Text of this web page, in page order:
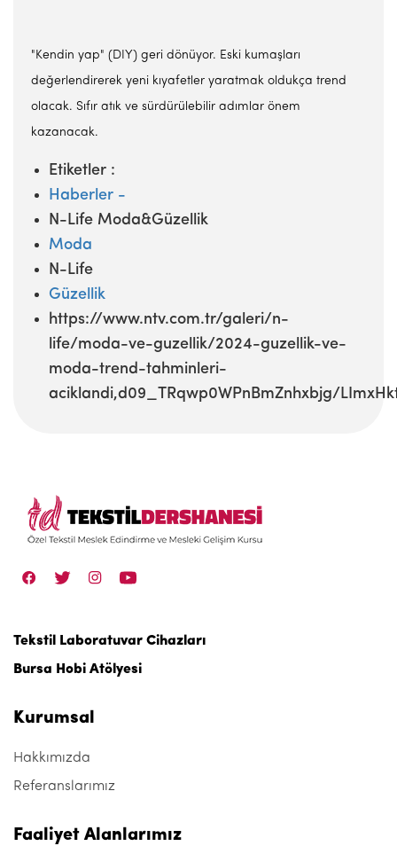
"Kendin yap" (DIY) geri dönüyor. Eski kumaşları
değerlendirerek yeni kıyafetler yaratmak oldukça trend
olacak. Sıfır atık ve sürdürülebilir adımlar önem
kazanacak.
Etiketler :
Haberler -
N-Life Moda&Güzellik
Moda
N-Life
Güzellik
https://www.ntv.com.tr/galeri/n-
life/moda-ve-guzellik/2024-guzellik-ve-
moda-trend-tahminleri-
aciklandi,d09_TRqwp0WPnBmZnhxbjg/
Tekstil Laboratuvar Cihazları
Bursa Hobi Atölyesi
Kurumsal
Hakkımızda
Referanslarımız
Faaliyet Alanlarımız